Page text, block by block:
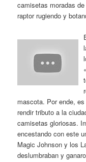
camisetas moradas
raptor rugiendo y
mascota. Por ende,
rendir tributo a la
camisetas gloriosas.
encestando con este
Magic Johnson y los
deslumbraban y